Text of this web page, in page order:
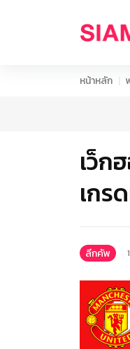
หน้าหลัก
เว็ก
เกร
ลีกคัพ